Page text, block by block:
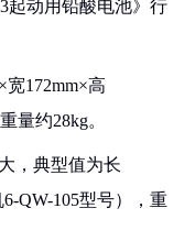
起动用铅酸电池》行
宽172mm×高
量约28kg。
，典型值为长
QW-105型号），重